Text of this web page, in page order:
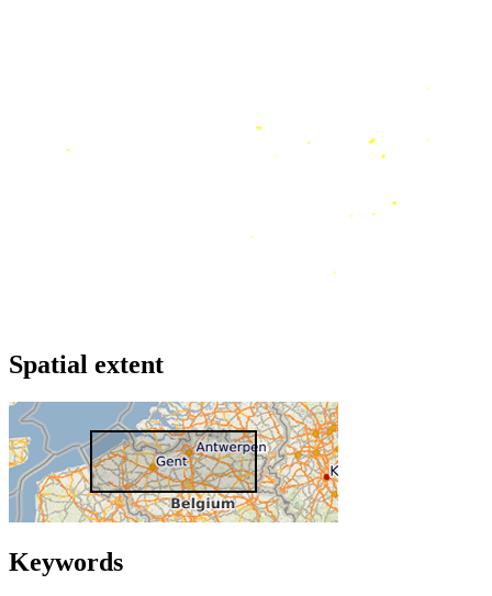
Spatial extent
Keywords